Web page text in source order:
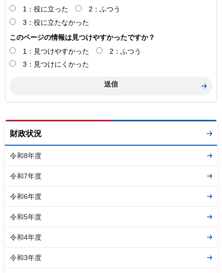
1：役に立った
2：ふつう
3：役に立たなかった
このページの情報は見つけやすかったですか？
1：見つけやすかった
2：ふつう
3：見つけにくかった
財政状況
令和8年度
令和7年度
令和6年度
令和5年度
令和4年度
令和3年度